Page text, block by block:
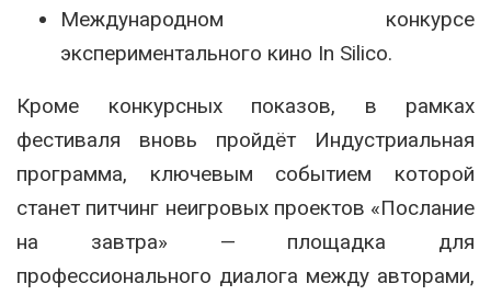
Международном конкурсе
экспериментального кино In Silico.
Кроме конкурсных показов, в рамках
фестиваля вновь пройдёт Индустриальная
программа, ключевым событием которой
станет питчинг неигровых проектов «Послание
на завтра» — площадка для
профессионального диалога между авторами,